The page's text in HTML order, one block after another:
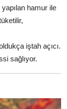
hamur ile
iştah açıcı.
sağlıyor.